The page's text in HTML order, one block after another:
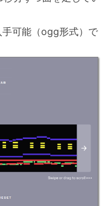
可能（ogg形式）で